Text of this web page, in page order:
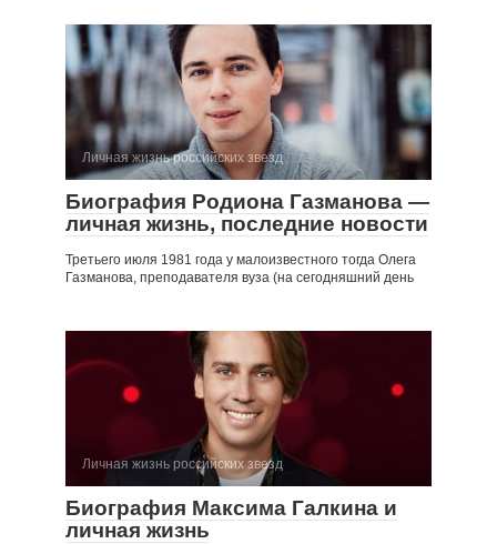
Личная жизнь российских звезд
Биография Родиона Газманова —
личная жизнь, последние новости
Третьего июля 1981 года у малоизвестного тогда Олега
Газманова, преподавателя вуза (на сегодняшний день
Личная жизнь российских звезд
Биография Максима Галкина и
личная жизнь